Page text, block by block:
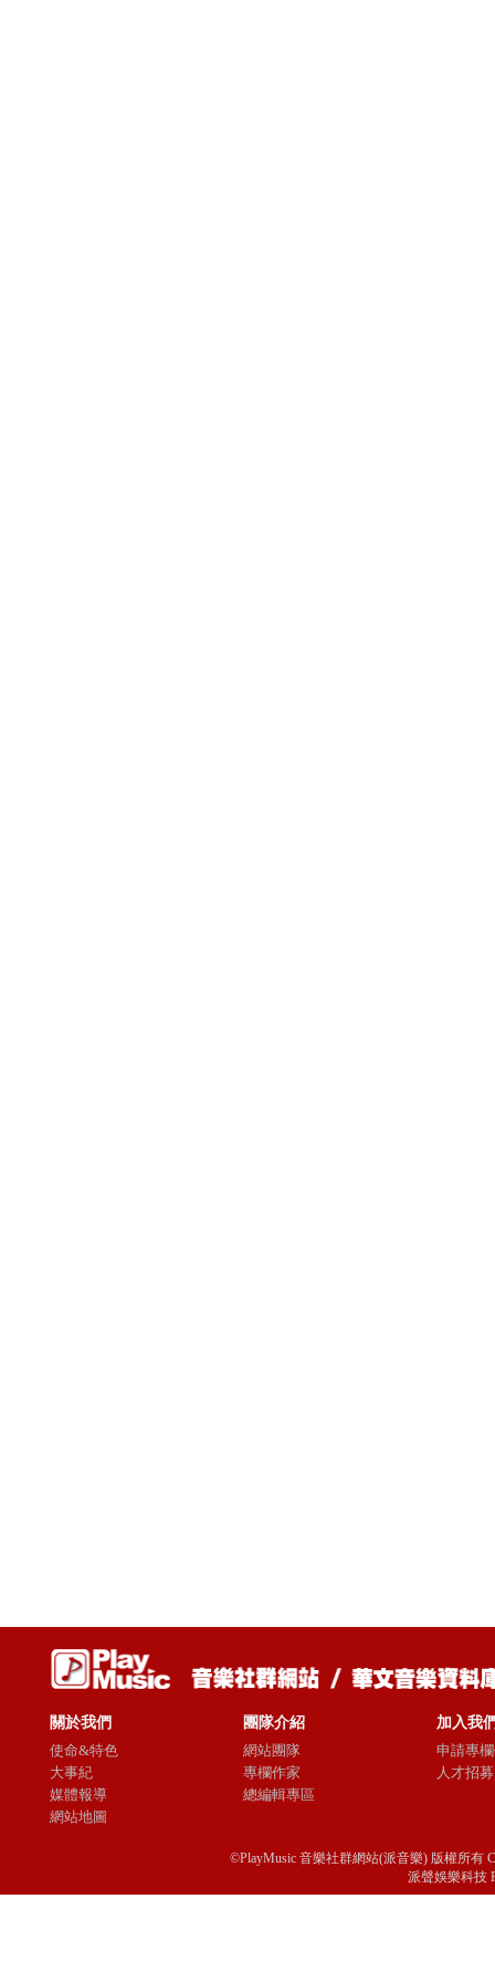
關於我們
使命&特色
大事紀
媒體報導
網站地圖
團隊介紹
網站團隊
專欄作家
總編輯專區
加入我
申請專
人才招募
©PlayMusic 音樂社群網站(派音樂) 版權所有
派聲娛樂科技